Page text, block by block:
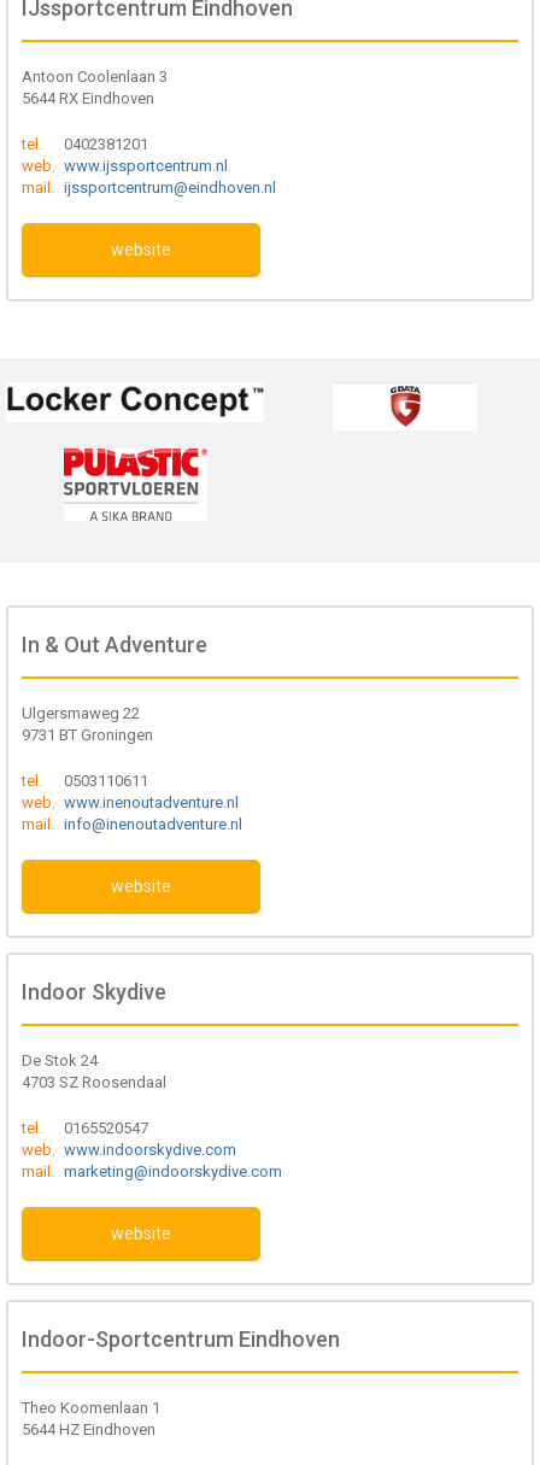
IJssportcentrum Eindhoven
Antoon Coolenlaan 3
5644 RX Eindhoven
tel.
0402381201
web.
www.ijssportcentrum.nl
mail.
ijssportcentrum@eindhoven.nl
website
In & Out Adventure
Ulgersmaweg 22
9731 BT Groningen
tel.
0503110611
web.
www.inenoutadventure.nl
mail.
info@inenoutadventure.nl
website
Indoor Skydive
De Stok 24
4703 SZ Roosendaal
tel.
0165520547
web.
www.indoorskydive.com
mail.
marketing@indoorskydive.com
website
Indoor-Sportcentrum Eindhoven
Theo Koomenlaan 1
5644 HZ Eindhoven